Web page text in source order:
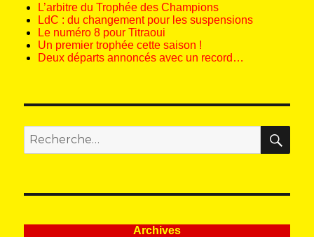
L’arbitre du Trophée des Champions
LdC : du changement pour les suspensions
Le numéro 8 pour Titraoui
Un premier trophée cette saison !
Deux départs annoncés avec un record…
pour
:
Archives